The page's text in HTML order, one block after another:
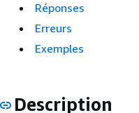
Réponses
Erreurs
Exemples
Description